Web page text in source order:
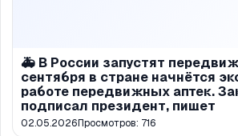
🚑 В России запустят
сентября в стране начнётся
работе передвижных аптек.
подписал президент, пишет
02.05.2026Просмотров: 716